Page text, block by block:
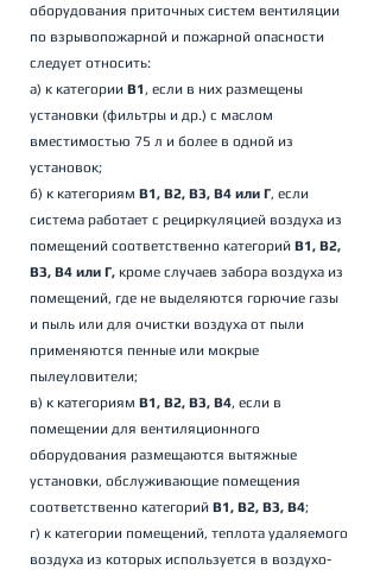
оборудования приточных систем вентиляции
по взрывопожарной и пожарной опасности
следует относить:
а) к категории В1, если в них размещены
установки (фильтры и др.) с маслом
вместимостью 75 л и более в одной из
установок;
б) к категориям В1, В2, В3, В4 или Г, если
система работает с рециркуляцией воздуха из
помещений соответственно категорий В1, В2,
В3, В4 или Г, кроме случаев забора воздуха из
помещений, где не выделяются горючие газы
и пыль или для очистки воздуха от пыли
применяются пенные или мокрые
пылеуловители;
в) к категориям В1, В2, В3, В4, если в
помещении для вентиляционного
оборудования размещаются вытяжные
установки, обслуживающие помещения
соответственно категорий В1, В2, В3, В4;
г) к категории помещений, теплота удаляемого
воздуха из которых используется в воздухо-